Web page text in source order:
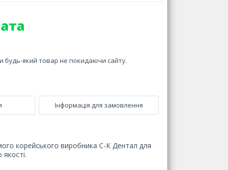
будь-який товар не покидаючи сайту.
Інформація для замовлення
корейського виробника С-К Дентал для